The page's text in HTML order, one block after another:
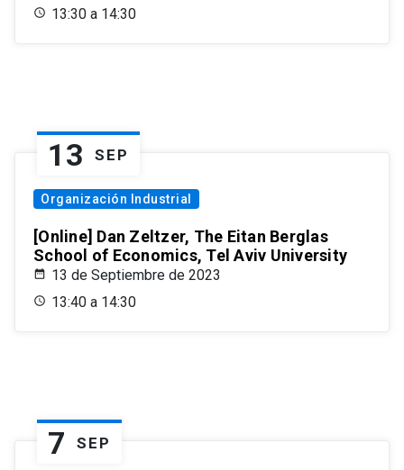
13:30 a 14:30
13 SEP
Organización Industrial
[Online] Dan Zeltzer, The Eitan Berglas
School of Economics, Tel Aviv University
13 de Septiembre de 2023
13:40 a 14:30
7 SEP